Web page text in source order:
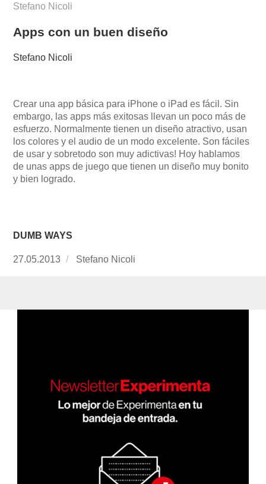
Stefano Nicoli
Apps con un buen diseño
Stefano Nicoli
Crear una app básica para iPhone o iPad es fácil. Sin
embargo, las apps más exitosas llevan un poco más de
esfuerzo. Normalmente tienen un diseño atractivo, usan
los colores y el audio de un modo excelente. Son fáciles
de usar y sobretodo son muy adictivas! Hoy hablamos
de unas apps de juego que tienen un diseño muy bonito
y bien logrado.
DUMB WAYS
Publicado
27.05.2013 https://www.experimenta.es/author/
Stefano Nicoli